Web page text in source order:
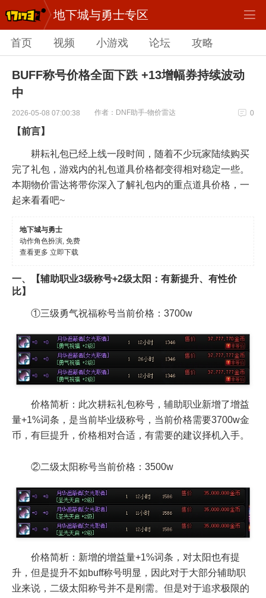
地下城与勇士专区
首页 视频 小游戏 论坛 攻略
BUFF称号价格全面下跌 +13增幅券持续波动
中
2026-05-08 07:00:38 作者：DNF助手-物价雷达 0
【前言】
耕耘礼包已经上线一段时间，随着不少玩家陆续购买
完了礼包，游戏内的礼包道具价格都变得相对稳定一些。
本期物价雷达将带你深入了解礼包内的重点道具价格，一
起来看看吧~
地下城与勇士
动作角色扮演, 免费
查看更多 立即下载
一、【辅助职业3级称号+2级太阳：有新提升、有性价
比】
①三级勇气祝福称号当前价格：3700w
价格简析：此次耕耘礼包称号，辅助职业新增了增益
量+1%词条，是当前毕业级称号，当前价格需要3700w金
币，有巨提升，价格相对合适，有需要的建议择机入手。
②二级太阳称号当前价格：3500w
价格简析：新增的增益量+1%词条，对太阳也有提
升，但是提升不如buff称号明显，因此对于大部分辅助职
业来说，二级太阳称号并不是刚需。但是对于追求极限的